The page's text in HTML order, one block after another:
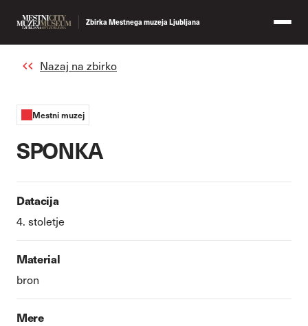
Zbirka Mestnega muzeja Ljubljana
Nazaj na zbirko
Mestni muzej
SPONKA
Datacija
4. stoletje
Material
bron
Mere